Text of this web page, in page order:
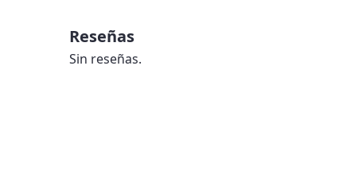
Reseñas
Sin reseñas.